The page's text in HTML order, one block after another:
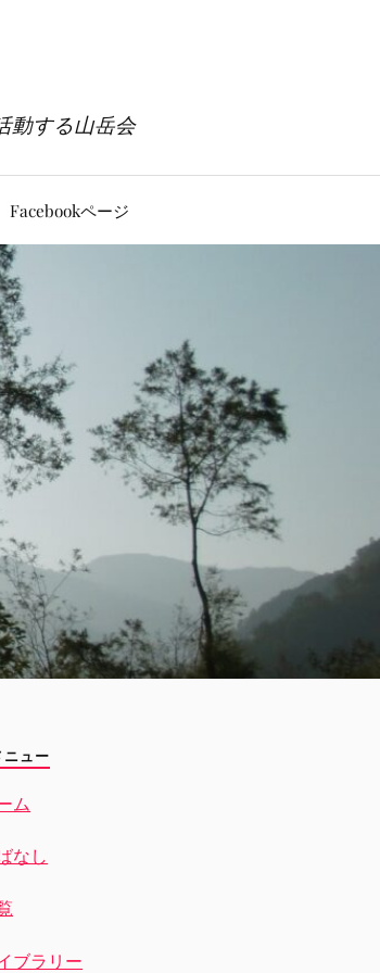
動する山岳会
Facebookページ
ニュー
ム
なし
ブラリー